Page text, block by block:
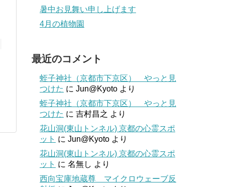
暑中お見舞い申し上げます
4月の植物園
最近のコメント
蛭子神社（京都市下京区） やっと見
つけた に Jun@Kyoto より
蛭子神社（京都市下京区） やっと見
つけた に 吉村昌之 より
花山洞(東山トンネル) 京都の心霊スポ
ット に Jun@Kyoto より
花山洞(東山トンネル) 京都の心霊スポ
ット に 名無し より
西向宝庫地蔵尊 マイクロウェーブ反